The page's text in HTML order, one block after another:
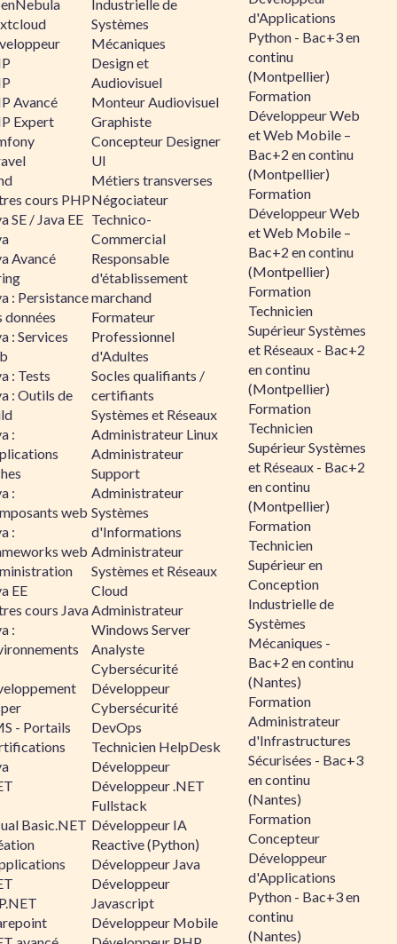
Avancé
Expert
cours PHP
SE / Java EE
Avancé
: Persistance
données
: Services
: Tests
: Outils de
:
:
web
:
web
EE
cours Java
:
- Portails
Basic.NET
Industrielle de
Systèmes
Mécaniques
Design et
Audiovisuel
Monteur Audiovisuel
Graphiste
Concepteur Designer
UI
Métiers transverses
Négociateur
Technico-
Commercial
Responsable
d'établissement
marchand
Formateur
Professionnel
d'Adultes
Socles qualifiants /
certifiants
Systèmes et Réseaux
Administrateur Linux
Administrateur
Support
Administrateur
Systèmes
d'Informations
Administrateur
Systèmes et Réseaux
Cloud
Administrateur
Windows Server
Analyste
Cybersécurité
Développeur
Cybersécurité
DevOps
Technicien HelpDesk
Développeur
Développeur .NET
Fullstack
Développeur IA
Reactive (Python)
Développeur Java
Développeur
Javascript
Développeur Mobile
d'Applications
Python - Bac+3 en
continu
(Montpellier)
Formation
Développeur Web
et Web Mobile –
Bac+2 en continu
(Montpellier)
Formation
Développeur Web
et Web Mobile –
Bac+2 en continu
(Montpellier)
Formation
Technicien
Supérieur Systèmes
et Réseaux - Bac+2
en continu
(Montpellier)
Formation
Technicien
Supérieur Systèmes
et Réseaux - Bac+2
en continu
(Montpellier)
Formation
Technicien
Supérieur en
Conception
Industrielle de
Systèmes
Mécaniques -
Bac+2 en continu
(Nantes)
Formation
Administrateur
d'Infrastructures
Sécurisées - Bac+3
en continu
(Nantes)
Formation
Concepteur
Développeur
d'Applications
Python - Bac+3 en
continu
(Nantes)